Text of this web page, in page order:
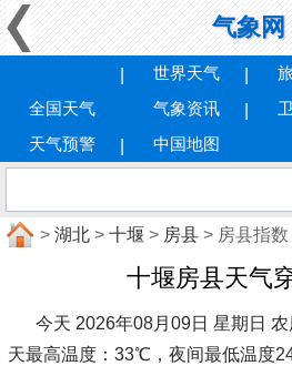
气象网
全国天气
世界天气
气象资讯
天气预警
中国地图
> 湖北 > 十堰 > 房县 > 房县指数
十堰房县天气
今天 2026年08月09日 星期日
天最高温度：33℃，夜间最低温度